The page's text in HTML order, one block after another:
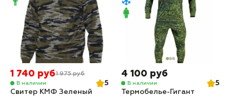
1 740 руб1 975 руб
В наличии
5
Свитер КМФ Зеленый
4 100 руб
В наличии
5
Термобелье-Гигант